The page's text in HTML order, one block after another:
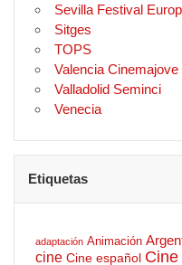
Sevilla Festival
Sitges
TOPS
Valencia Cinemajove
Valladolid Seminci
Venecia
Etiquetas
adaptación Animación
cine Cine español